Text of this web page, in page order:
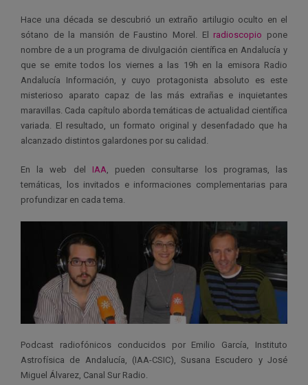
Hace una década se descubrió un extraño artilugio oculto en el
sótano de la mansión de Faustino Morel. El radioscopio pone
nombre de a un programa de divulgación científica en Andalucía y
que se emite todos los viernes a las 19h en la emisora Radio
Andalucía Información, y cuyo protagonista absoluto es este
misterioso aparato capaz de las más extrañas e inquietantes
maravillas. Cada capítulo aborda temáticas de actualidad científica
variada. El resultado, un formato original y desenfadado que ha
alcanzado distintos galardones por su calidad.
En la web del IAA, pueden consultarse los programas, las
temáticas, los invitados e informaciones complementarias para
profundizar en cada tema.
Podcast radiofónicos conducidos por Emilio García, Instituto
Astrofísica de Andalucía, (IAA-CSIC), Susana Escudero y José
Miguel Álvarez, Canal Sur Radio.